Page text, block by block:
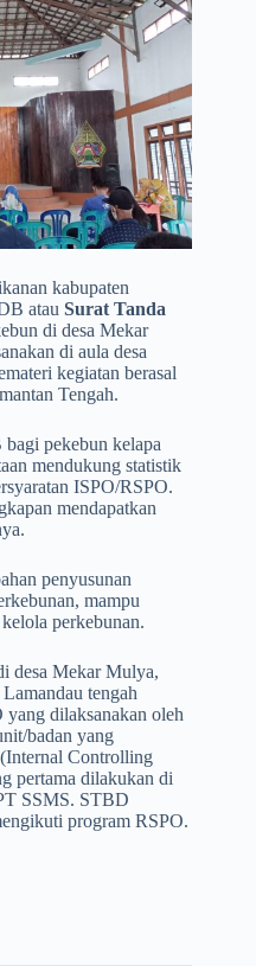
kabupaten
atau Surat Tanda
di desa Mekar
di aula desa
kegiatan berasal
Tengah.
pekebun kelapa
mendukung statistik
ISPO/RSPO.
mendapatkan
penyusunan
mampu
perkebunan.
desa Mekar Mulya,
tengah
dilaksanakan oleh
badan yang
Controlling
pertama dilakukan di
SSMS. STBD
program RSPO.